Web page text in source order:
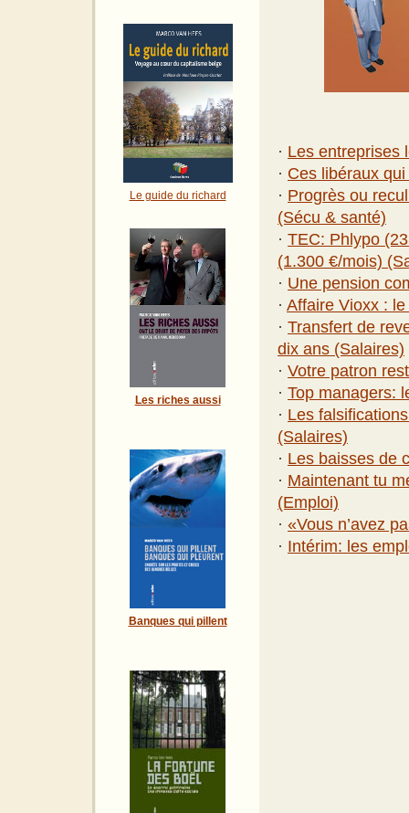
Le guide du richard
Les riches aussi
Banques qui pillent
· Les entreprises
· Ces libéraux
· Progrès ou
(Sécu & santé)
· TEC: Phlypo
(1.300 €/mois)
· Une pension
· Affaire Vioxx :
· Transfert de
dix ans (Salaires)
· Votre patron
· Top managers:
· Les
(Salaires)
· Les baisses de
· Maintenant tu
(Emploi)
· «Vous n’avez
· Intérim: les